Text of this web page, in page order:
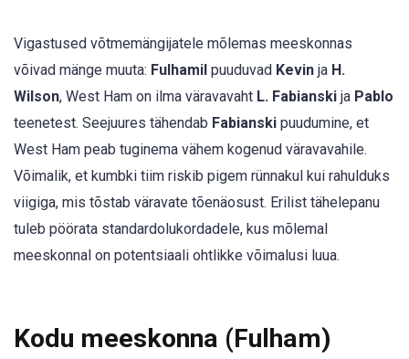
Vigastused võtmemängijatele mõlemas meeskonnas
võivad mänge muuta: Fulhamil puuduvad Kevin ja H.
Wilson, West Ham on ilma väravavaht L. Fabianski ja Pablo
teenetest. Seejuures tähendab Fabianski puudumine, et
West Ham peab tuginema vähem kogenud väravavahile.
Võimalik, et kumbki tiim riskib pigem rünnakul kui rahulduks
viigiga, mis tõstab väravate tõenäosust. Erilist tähelepanu
tuleb pöörata standardolukordadele, kus mõlemal
meeskonnal on potentsiaali ohtlikke võimalusi luua.
Kodu meeskonna (Fulham)